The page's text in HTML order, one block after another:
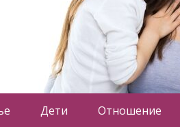
Дети Отношение